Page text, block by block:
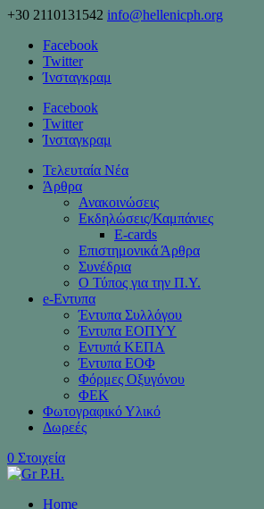
+30 2110131542 info@hellenicph.org
Facebook
Twitter
Ίνσταγκραμ
Facebook
Twitter
Ίνσταγκραμ
Τελευταία Νέα
Άρθρα
Ανακοινώσεις
Εκδηλώσεις/Καμπάνιες
Ε-cards
Επιστημονικά Άρθρα
Συνέδρια
Ο Τύπος για την Π.Υ.
e-Eντυπα
Έντυπα Συλλόγου
Έντυπα ΕΟΠΥΥ
Εντυπά ΚΕΠΑ
Έντυπα ΕΟΦ
Φόρμες Οξυγόνου
ΦΕΚ
Φωτογραφικό Υλικό
Δωρεές
0 Στοιχεία
Home